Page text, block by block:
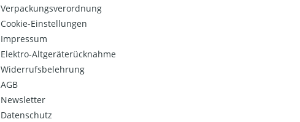
Verpackungsverordnung
Cookie-Einstellungen
Impressum
Elektro-Altgeräterücknahme
Widerrufsbelehrung
AGB
Newsletter
Datenschutz